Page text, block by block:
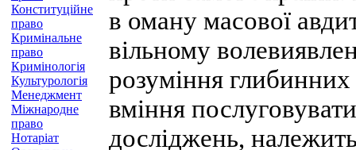
Конституційне
право
Кримінальне
право
Кримінологія
Культурологія
Менеджмент
Міжнародне
право
Нотаріат
в оману масової
вільному
розуміння
вміння
досліджень,